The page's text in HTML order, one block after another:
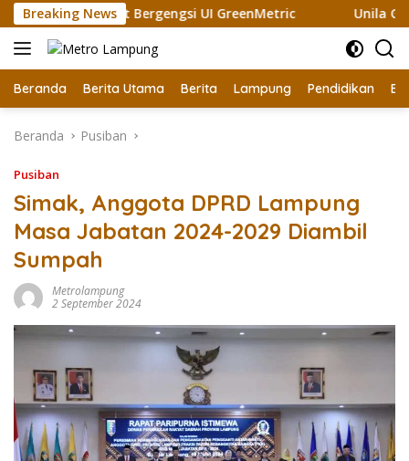
Langsung
ke
konten
Breaking News
Sertifikat Bergengsi UI GreenMetric Unila
Beranda Berita Utama Berita Lampung Pendidikan
Beranda Pusiban
Pusiban
Simak, Anggota DPRD Lampung
Masa Jabatan 2024-2029 Diambil
Sumpah
Metrolampung
2 September 2024